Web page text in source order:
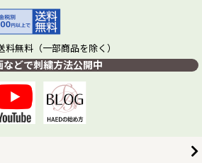
無料（一部商品を除く）
などで刺繍方法公開中